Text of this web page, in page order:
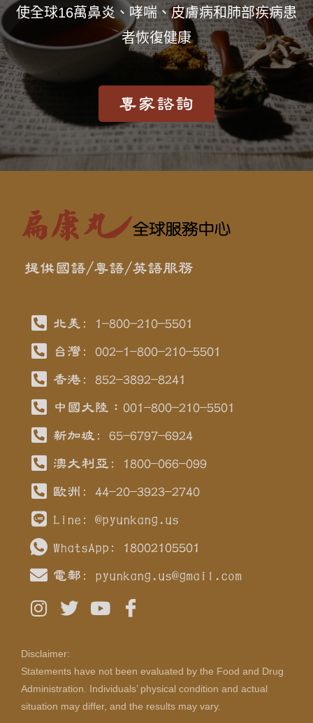
使全球16萬鼻炎、哮喘、皮膚病和肺部疾病患
者恢復健康
專家諮詢
提供國語/粵語/英語服務
北美: 1-800-210-5501
台灣: 002-1-800-210-5501
香港: 852-3892-8241
中國大陸：001-800-210-5501
新加坡: 65-6797-6924
澳大利亞: 1800-066-099
歐洲: 44-20-3923-2740
Line: @pyunkang.us
WhatsApp: 18002105501
電郵: pyunkang.us@gmail.com
Disclaimer:
Statements have not been evaluated by the Food and Drug
Administration. Individuals’ physical condition and actual
situation may differ, and the results may vary.